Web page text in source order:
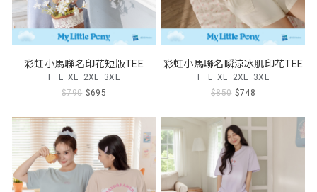
彩虹小馬聯名印花短版TEE
F L XL 2XL 3XL
$790 $695
彩虹小馬聯名瞬涼冰肌印花TEE
F L XL 2XL 3XL
$850 $748